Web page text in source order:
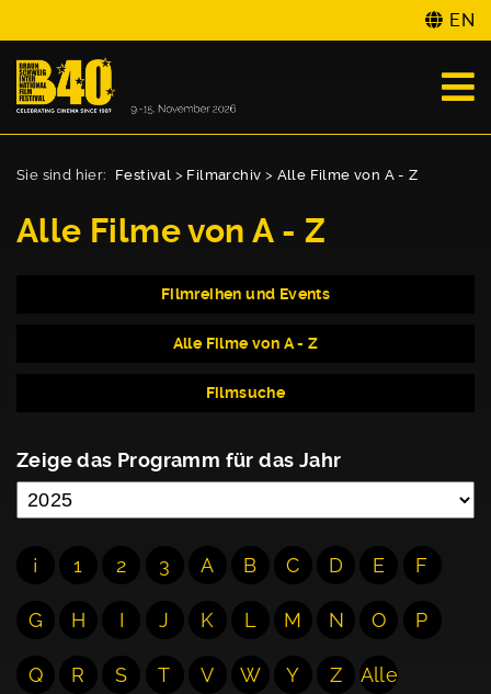
EN
Sie sind hier: Festival > Filmarchiv > Alle Filme von A - Z
Alle Filme von A - Z
Filmreihen und Events
Alle Filme von A - Z
Filmsuche
Zeige das Programm für das Jahr
¡ 1 2 3 A B C D E F
G H I J K L M N O P
Q R S T V W Y Z Alle